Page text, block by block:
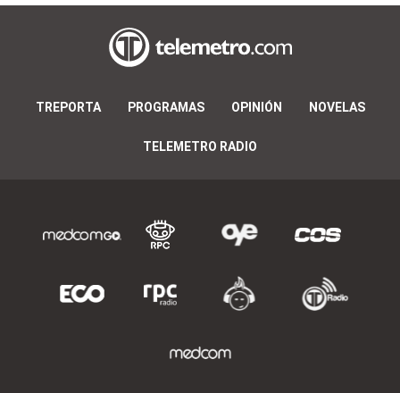
TREPORTA PROGRAMAS OPINIÓN NOVELAS
TELEMETRO RADIO